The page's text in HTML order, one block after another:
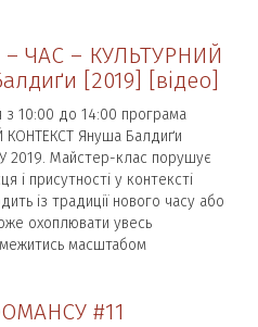
– ЧАС – КУЛЬТУРНИЙ
[2019] [відео]
10:00 до 14:00 програма
КОНТЕКСТ Януша Балдиґи
Майстер-клас порушує
і присутності у контексті
із традиції нового часу або
охоплювати увесь
масштабом
#11